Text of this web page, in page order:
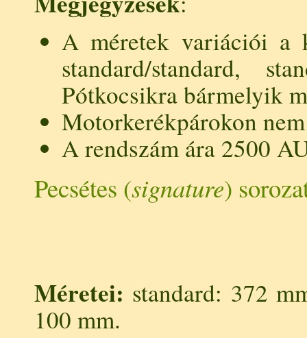
A méretek variációi a
standard/standard,
Pótkocsikra bármelyik
Motorkerékpárokon
A rendszám ára 2500
Pecsétes (signature)
Méretei: standard: 372
100 mm.